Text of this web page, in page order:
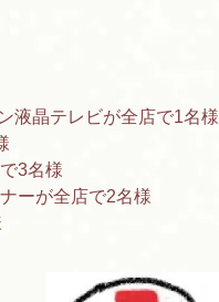
液晶テレビが全店で1名様
3名様
ーが全店で2名様